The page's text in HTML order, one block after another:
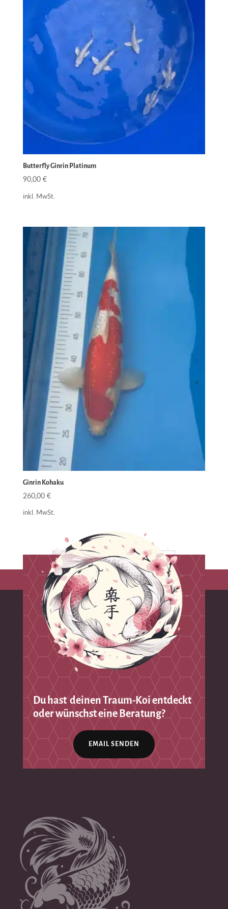
Butterfly Ginrin Platinum
90,00 €
inkl. MwSt.
Ginrin Kohaku
260,00 €
inkl. MwSt.
1 2 3 4 … 11 13 →
Du hast deinen Traum-Koi entdeckt
oder wünschst eine Beratung?
EMAIL SENDEN